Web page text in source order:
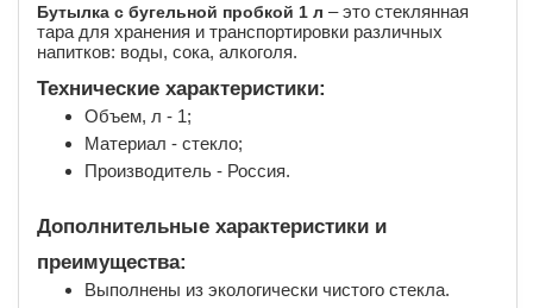
Бутылка с бугельной пробкой 1 л – это стеклянная
тара для хранения и транспортировки различных
напитков: воды, сока, алкоголя.
Технические характеристики:
Объем, л - 1;
Материал - стекло;
Производитель - Россия.
Дополнительные характеристики и
преимущества:
Выполнены из экологически чистого стекла.